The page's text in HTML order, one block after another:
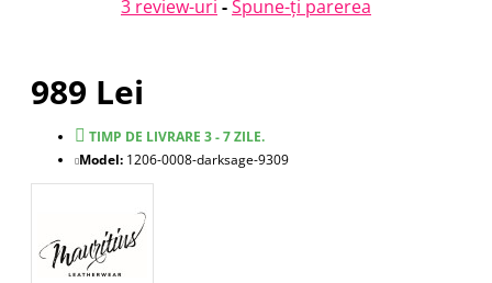
3 review-uri -Spune-ţi parerea
989 Lei
TIMP DE LIVRARE 3 - 7 ZILE.
Model: 1206-0008-darksage-9309